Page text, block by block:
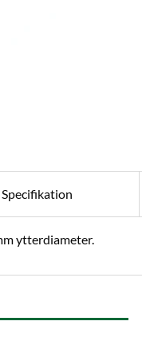
Specifikation
ytterdiameter.